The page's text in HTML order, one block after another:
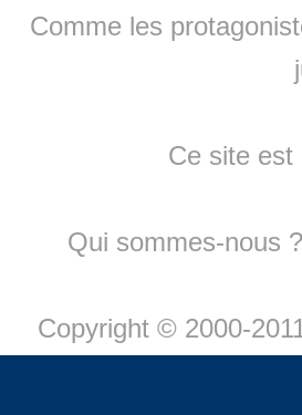
Comme les
Ce site
Qui sommes-nous ?
Copyright © 2000-